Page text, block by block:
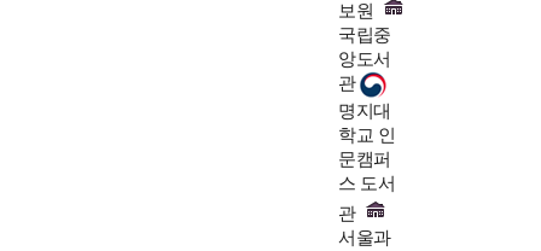
보원
국립중
앙도서
관
명지대
학교 인
문캠퍼
스 도서
관
서울과